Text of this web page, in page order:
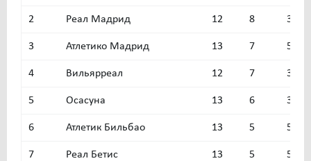
2 Реал Мадрид 12 8 3
3 Атлетико Мадрид 13 7 5
4 Вильярреал 12 7 3
5 Осасуна 13 6 3
6 Атлетик Бильбао 13 5 5
7 Реал Бетис 13 5 5